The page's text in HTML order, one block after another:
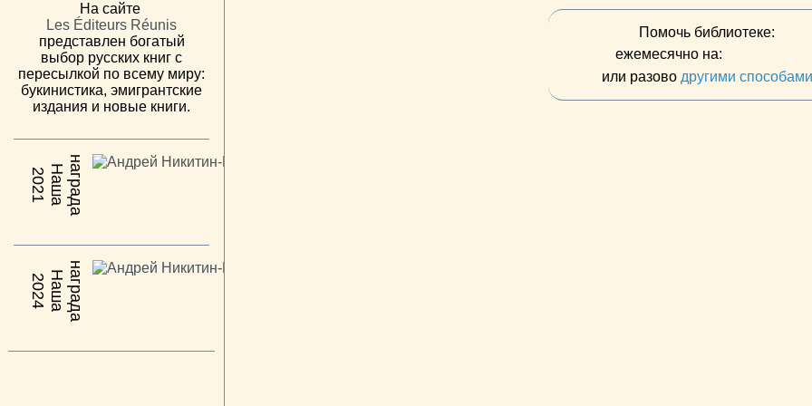
На сайте
Les Éditeurs Réunis
представлен богатый
выбор русских книг с
пересылкой по всему миру:
букинистика, эмигрантские
издания и новые книги.
2021 Н
а
ш
ан
а
г
р
а
да
2024 Н
а
ш
ан
а
г
р
а
да
Помочь библиотеке:
ежемесячно на:
или разово другими способами